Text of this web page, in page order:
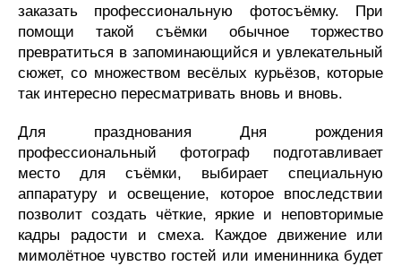
заказать профессиональную фотосъёмку. При
помощи такой съёмки обычное торжество
превратиться в запоминающийся и увлекательный
сюжет, со множеством весёлых курьёзов, которые
так интересно пересматривать вновь и вновь.
Для празднования Дня рождения
профессиональный фотограф подготавливает
место для съёмки, выбирает специальную
аппаратуру и освещение, которое впоследствии
позволит создать чёткие, яркие и неповторимые
кадры радости и смеха. Каждое движение или
мимолётное чувство гостей или именинника будет